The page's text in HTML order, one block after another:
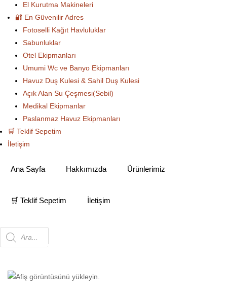
El Kurutma Makineleri
🔐 En Güvenilir Adres
Fotoselli Kağıt Havluluklar
Sabunluklar
Otel Ekipmanları
Umumi Wc ve Banyo Ekipmanları
Havuz Duş Kulesi & Sahil Duş Kulesi
Açık Alan Su Çeşmesi(Sebil)
Medikal Ekipmanlar
Paslanmaz Havuz Ekipmanları
🛒 Teklif Sepetim
İletişim
Ana Sayfa Hakkımızda Ürünlerimiz
🛒 Teklif Sepetim İletişim
Products
Ana Sayfa